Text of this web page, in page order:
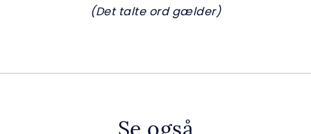
(Det talte ord gælder)
Se også